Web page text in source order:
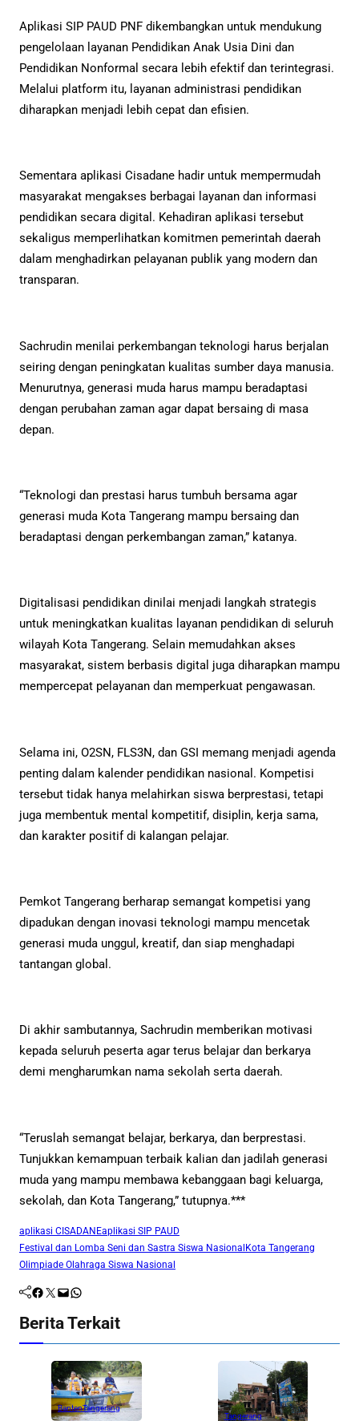
Aplikasi SIP PAUD PNF dikembangkan untuk mendukung
pengelolaan layanan Pendidikan Anak Usia Dini dan
Pendidikan Nonformal secara lebih efektif dan terintegrasi.
Melalui platform itu, layanan administrasi pendidikan
diharapkan menjadi lebih cepat dan efisien.
Sementara aplikasi Cisadane hadir untuk mempermudah
masyarakat mengakses berbagai layanan dan informasi
pendidikan secara digital. Kehadiran aplikasi tersebut
sekaligus memperlihatkan komitmen pemerintah daerah
dalam menghadirkan pelayanan publik yang modern dan
transparan.
Sachrudin menilai perkembangan teknologi harus berjalan
seiring dengan peningkatan kualitas sumber daya manusia.
Menurutnya, generasi muda harus mampu beradaptasi
dengan perubahan zaman agar dapat bersaing di masa
depan.
“Teknologi dan prestasi harus tumbuh bersama agar
generasi muda Kota Tangerang mampu bersaing dan
beradaptasi dengan perkembangan zaman,” katanya.
Digitalisasi pendidikan dinilai menjadi langkah strategis
untuk meningkatkan kualitas layanan pendidikan di seluruh
wilayah Kota Tangerang. Selain memudahkan akses
masyarakat, sistem berbasis digital juga diharapkan mampu
mempercepat pelayanan dan memperkuat pengawasan.
Selama ini, O2SN, FLS3N, dan GSI memang menjadi agenda
penting dalam kalender pendidikan nasional. Kompetisi
tersebut tidak hanya melahirkan siswa berprestasi, tetapi
juga membentuk mental kompetitif, disiplin, kerja sama,
dan karakter positif di kalangan pelajar.
Pemkot Tangerang berharap semangat kompetisi yang
dipadukan dengan inovasi teknologi mampu mencetak
generasi muda unggul, kreatif, dan siap menghadapi
tantangan global.
Di akhir sambutannya, Sachrudin memberikan motivasi
kepada seluruh peserta agar terus belajar dan berkarya
demi mengharumkan nama sekolah serta daerah.
“Teruslah semangat belajar, berkarya, dan berprestasi.
Tunjukkan kemampuan terbaik kalian dan jadilah generasi
muda yang mampu membawa kebanggaan bagi keluarga,
sekolah, dan Kota Tangerang,” tutupnya.***
aplikasi CISADANEaplikasi SIP PAUD
Festival dan Lomba Seni dan Sastra Siswa NasionalKota Tangerang
Olimpiade Olahraga Siswa Nasional
Facebook Twitter Mail WhatsApp
Berita Terkait
BantenTangerang
Tangerang